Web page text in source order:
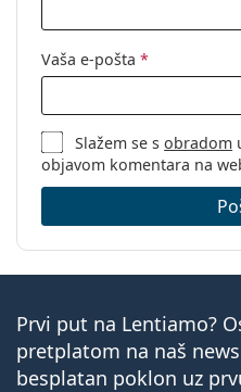
Vaša e-pošta *
Slažem se sobradom
objavom komentara na
Prvi put na Lentiamo?
pretplatom na naš
besplatan poklon uz